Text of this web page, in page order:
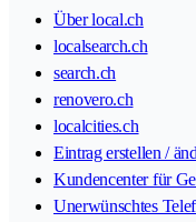
Über local.ch
localsearch.ch
search.ch
renovero.ch
localcities.ch
Eintrag erstellen /
Kundencenter für
Unerwünschtes